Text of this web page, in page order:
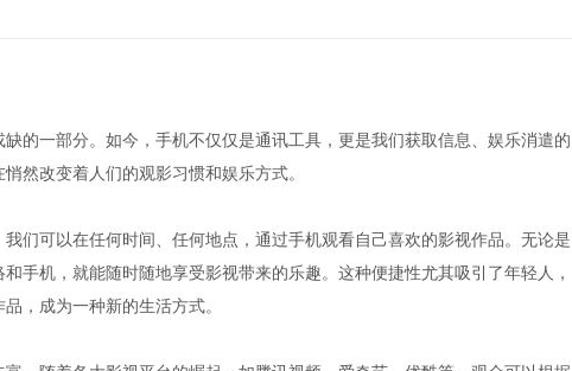
的一部分。如今，手机不仅仅是通讯工具，更是我们获取信息、娱乐消遣的
然改变着人们的观影习惯和娱乐方式。
们可以在任何时间、任何地点，通过手机观看自己喜欢的影视作品。无论是
手机，就能随时随地享受影视带来的乐趣。这种便捷性尤其吸引了年轻人，
，成为一种新的生活方式。